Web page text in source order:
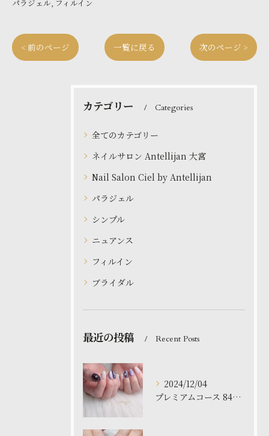
パラジェル フィルイン
< 前のページ 一覧に戻る 次のページ >
カテゴリー Categories
全てのカテゴリー
ネイルサロン Antellijan 大宮
Nail Salon Ciel by Antellijan
パラジェル
シンプル
ニュアンス
フィルイン
ブライダル
最近の投稿 Recent Posts
2024/12/04
プレミアムコース 8480円